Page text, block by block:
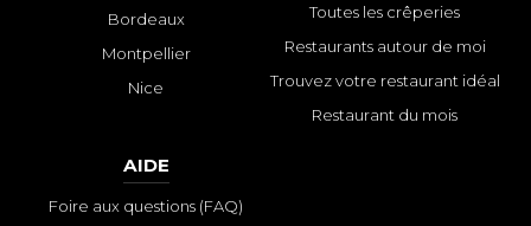
Bordeaux
Montpellier
Nice
Toutes les crêperies
Restaurants autour de moi
Trouvez votre restaurant idéal
Restaurant du mois
AIDE
Foire aux questions (FAQ)